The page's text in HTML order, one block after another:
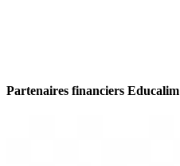
Partenaires financiers Educalim